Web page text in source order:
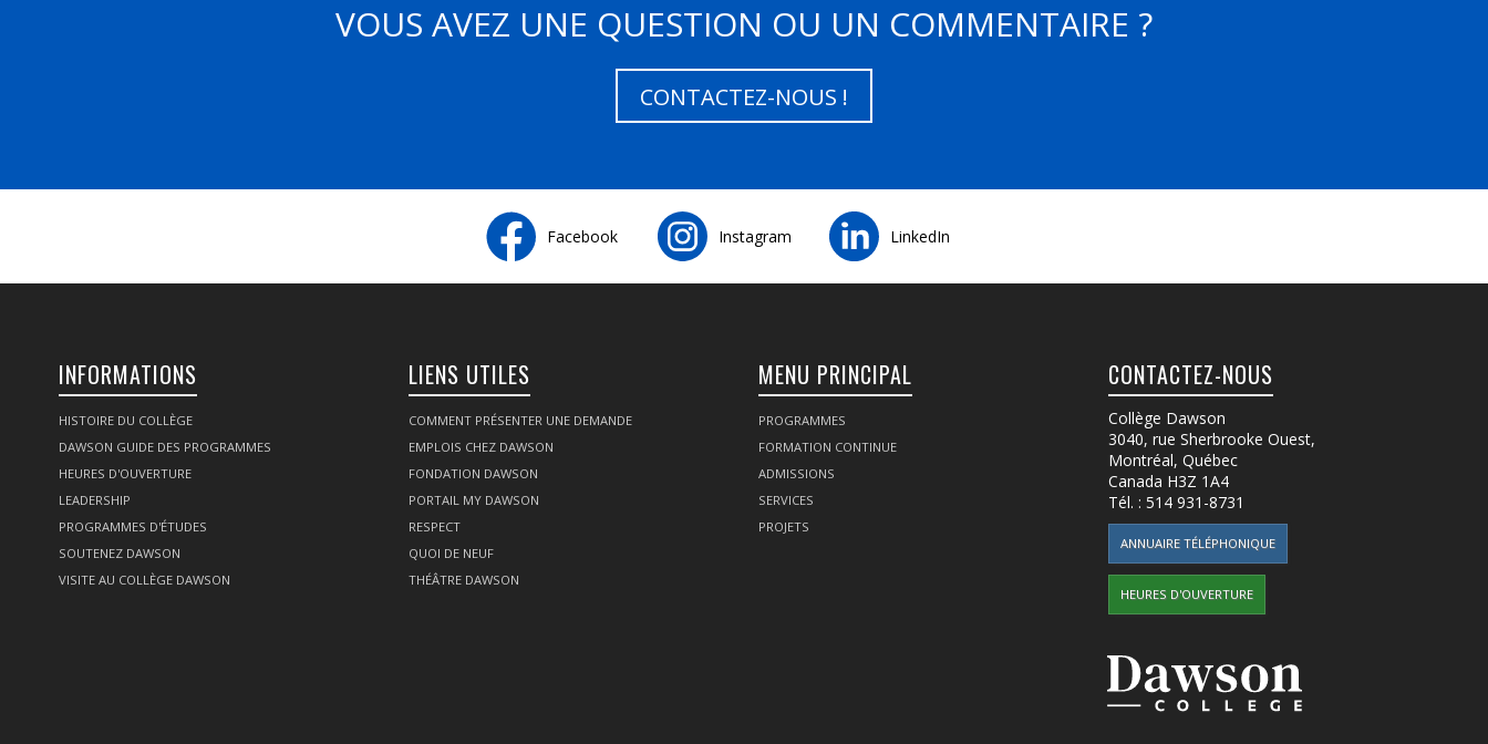
VOUS AVEZ UNE QUESTION OU UN COMMENTAIRE ?
CONTACTEZ-NOUS !
Facebook Instagram LinkedIn
INFORMATIONS
HISTOIRE DU COLLÈGE
DAWSON GUIDE DES PROGRAMMES
HEURES D'OUVERTURE
LEADERSHIP
PROGRAMMES D'ÉTUDES
SOUTENEZ DAWSON
VISITE AU COLLÈGE DAWSON
LIENS UTILES
COMMENT PRÉSENTER UNE DEMANDE
EMPLOIS CHEZ DAWSON
FONDATION DAWSON
PORTAIL MY DAWSON
RESPECT
QUOI DE NEUF
THÉÂTRE DAWSON
MENU PRINCIPAL
PROGRAMMES
FORMATION CONTINUE
ADMISSIONS
SERVICES
PROJETS
CONTACTEZ-NOUS
Collège Dawson
3040, rue Sherbrooke Ouest,
Montréal, Québec
Canada H3Z 1A4
Tél. : 514 931-8731
ANNUAIRE TÉLÉPHONIQUE
HEURES D'OUVERTURE